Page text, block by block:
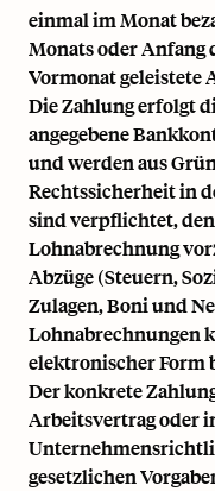
einmal im Monat
Monats oder Anfang
Vormonat geleistete
Die Zahlung erfolgt
angegebene
und werden aus
Rechtssicherheit in
sind verpflichtet,
Lohnabrechnung
Abzüge (Steuern,
Zulagen, Boni und
Lohnabrechnungen
elektronischer Form
Der konkrete
Arbeitsvertrag oder
gesetzlichen